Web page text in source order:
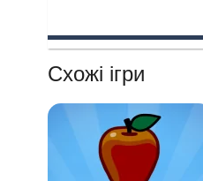
Схожі ігри